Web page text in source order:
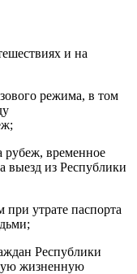
и на
режима, в том
временное
выезд из Республики
при утрате паспорта
Республики
жизненную